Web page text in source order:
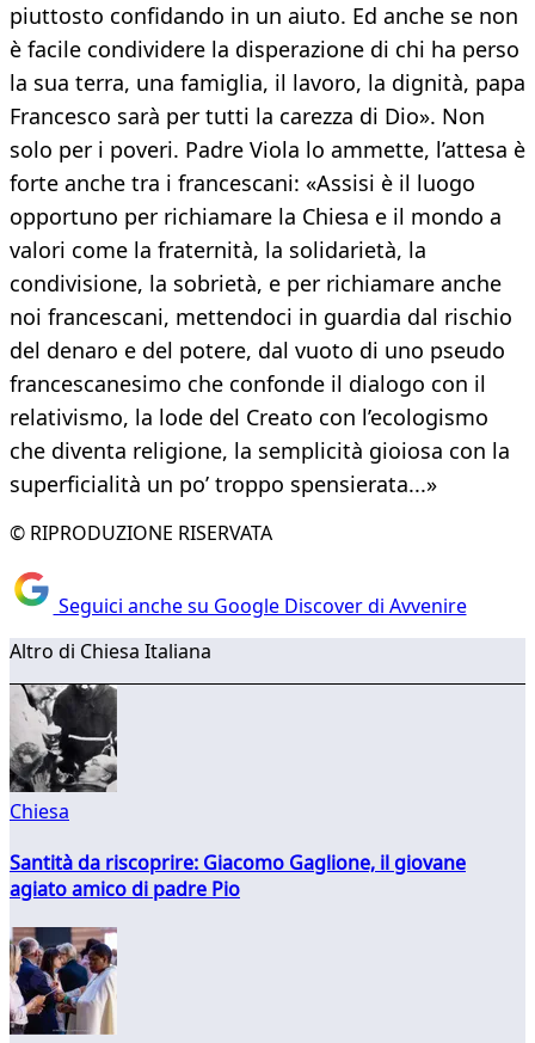
piuttosto confidando in un aiuto. Ed anche se non
è facile condividere la disperazione di chi ha perso
la sua terra, una famiglia, il lavoro, la dignità, papa
Francesco sarà per tutti la carezza di Dio». Non
solo per i poveri. Padre Viola lo ammette, l’attesa è
forte anche tra i francescani: «Assisi è il luogo
opportuno per richiamare la Chiesa e il mondo a
valori come la fraternità, la solidarietà, la
condivisione, la sobrietà, e per richiamare anche
noi francescani, mettendoci in guardia dal rischio
del denaro e del potere, dal vuoto di uno pseudo
francescanesimo che confonde il dialogo con il
relativismo, la lode del Creato con l’ecologismo
che diventa religione, la semplicità gioiosa con la
superficialità un po’ troppo spensierata...» ​
© RIPRODUZIONE RISERVATA
Seguici anche su Google Discover di Avvenire
Altro di Chiesa Italiana
Chiesa
Santità da riscoprire: Giacomo Gaglione, il giovane
agiato amico di padre Pio